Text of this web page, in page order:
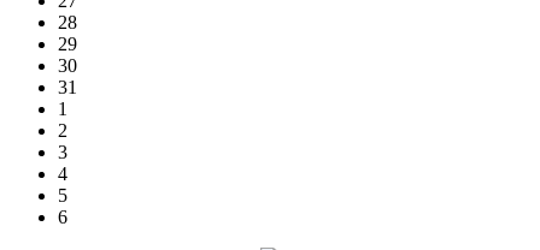
28
29
30
31
1
2
3
4
5
6